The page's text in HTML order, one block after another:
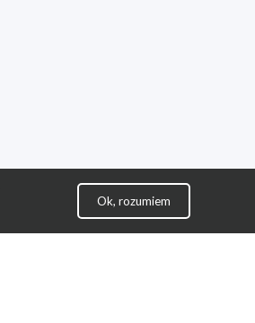
Ok, rozumiem